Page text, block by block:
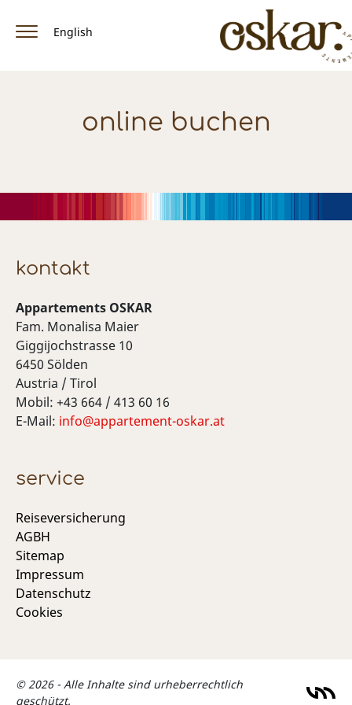
English
Appartements & Preise
Lage / Anreise
Sommer
online buchen
kontakt
Appartements OSKAR
Fam. Monalisa Maier
Giggijochstrasse 10
6450 Sölden
Austria / Tirol
Mobil: +43 664 / 413 60 16
E-Mail: info@appartement-oskar.at
service
Reiseversicherung
AGBH
Sitemap
Impressum
Datenschutz
Cookies
© 2026 - Alle Inhalte sind urheberrechtlich
geschützt.